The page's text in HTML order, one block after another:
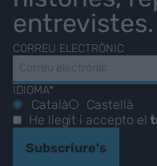
entrevistes.
CORREU ELECTRÒNIC
IDIOMA*
Català
Castellà
He llegit i accepto el
Subscriure's